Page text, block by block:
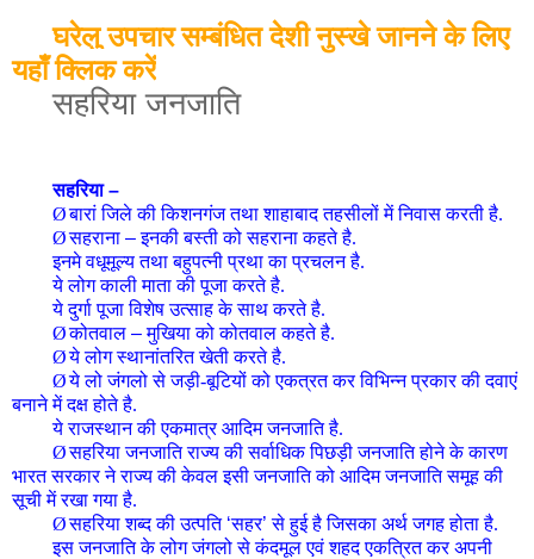
घरेलु उपचार सम्बंधित देशी नुस्खे जानने के लिए
यहाँ क्लिक करें
सहरिया जनजाति
सहरिया–
Øबारां जिले की किशनगंज तथा शाहाबाद तहसीलों में निवास करती है.
Øसहराना –इनकी बस्ती को सहराना कहते है.
इनमे वधूमूल्य तथा बहुपत्नी प्रथा का प्रचलन है.
ये लोग काली माता की पूजा करते है.
ये दुर्गा पूजा विशेष उत्साह के साथ करते है.
Øकोतवाल –मुखिया को कोतवाल कहते है.
Øये लोग स्थानांतरित खेती करते है.
Øये लो जंगलो से जड़ी-बूटियों को एकत्रत कर विभिन्न प्रकार की दवाएं
बनाने में दक्ष होते है.
ये राजस्थान की एकमात्र आदिम जनजाति है.
Øसहरिया जनजाति राज्य की सर्वाधिक पिछड़ी जनजाति होने के कारण
भारत सरकार ने राज्य की केवल इसी जनजाति को आदिम जनजाति समूह की
सूची में रखा गया है.
Øसहरिया शब्द की उत्पति ‘सहर’ से हुई है जिसका अर्थ जगह होता है.
इस जनजाति के लोग जंगलो से कंदमूल एवं शहद एकत्रित कर अपनी